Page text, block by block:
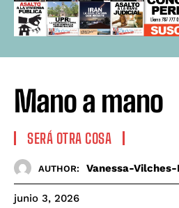
Mano a mano
SERÁ OTRA COSA
AUTHOR: Vanessa-
junio 3, 2026